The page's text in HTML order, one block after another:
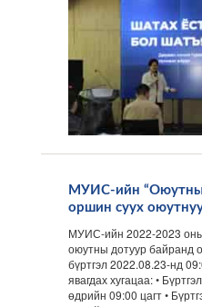
МУИС-ийн “Оюутны
оршин суух
МУИС-ийн 2022-2023
оюутны дотуур байранд
бүртгэл 2022.08.23-нд
явагдах хугацаа: •
өдрийн 09:00 цагт •